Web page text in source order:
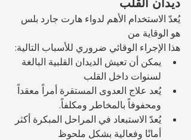
يُعدّ الاستخدام الأهم لدواء هارت جارد بلس
هو الوقاية من
هذا الإجراء الوقائي ضروري للأسباب التالية:
يمكن أن تعيش الديدان القلبية البالغة
لسنوات داخل القلب
يُعد علاج العدوى المستقرة أمراً معقداً
ومحفوفاً بالمخاطر ومكلفاً.
يُعدّ الاستبعاد في المراحل المبكرة أكثر
أمانًا وفعالية بشكل ملحوظ